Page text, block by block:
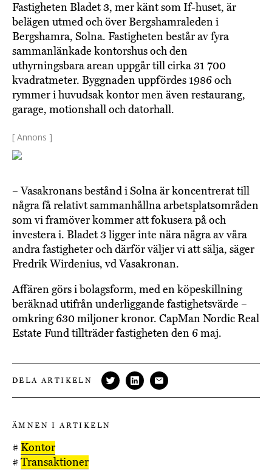
Fastigheten Bladet 3, mer känt som If-huset, är
belägen utmed och över Bergshamraleden i
Bergshamra, Solna. Fastigheten består av fyra
sammanlänkade kontorshus och den
uthyrningsbara arean uppgår till cirka 31 700
kvadratmeter. Byggnaden uppfördes 1986 och
rymmer i huvudsak kontor men även restaurang,
garage, motionshall och datorhall.
[ Annons ]
– Vasakronans bestånd i Solna är koncentrerat till
några få relativt sammanhållna arbetsplatsområden
som vi framöver kommer att fokusera på och
investera i. Bladet 3 ligger inte nära några av våra
andra fastigheter och därför väljer vi att sälja, säger
Fredrik Wirdenius, vd Vasakronan.
Affären görs i bolagsform, med en köpeskillning
beräknad utifrån underliggande fastighetsvärde –
omkring 630 miljoner kronor. CapMan Nordic Real
Estate Fund tillträder fastigheten den 6 maj.
DELA ARTIKELN
ÄMNEN I ARTIKELN
# Kontor
# Transaktioner